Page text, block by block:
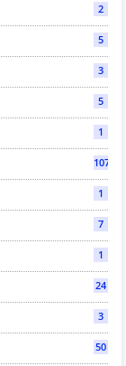
2
5
3
5
1
107
1
7
1
24
3
50